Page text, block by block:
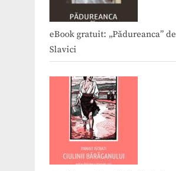
eBook gratuit: „Pădureanca”
Slavici